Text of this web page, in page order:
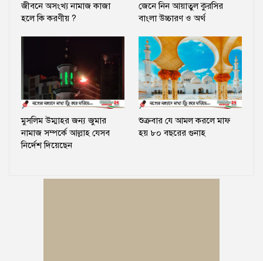
জীবনে অসংখ্য নামাজ কাজা
হলে কি করণীয় ?
জেনে নিন আয়াতুল কুরসির
বাংলা উচ্চারণ ও অর্থ
মুসলিম উম্মাহর জন্য জুমার
নামাজ সম্পর্কে আল্লাহ যেসব
নির্দেশ দিয়েছেন
শুক্রবার যে আমল করলে মাফ
হয় ৮০ বছরের গুনাহ